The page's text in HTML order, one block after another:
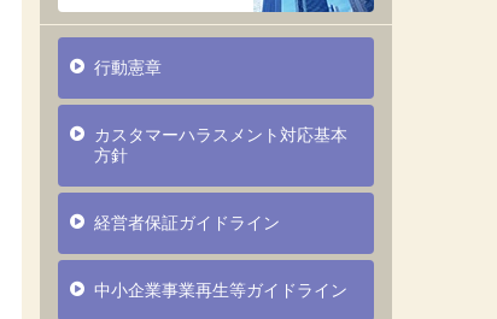
行動憲章
カスタマーハラスメント対応基本
方針
経営者保証ガイドライン
中小企業事業再生等ガイドライン